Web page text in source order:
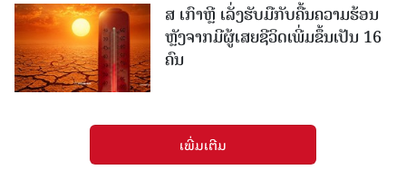
ສ ເກົາຫຼີ ເລັ່ງຮັບມືກັບຄື້ນຄວາມຮ້ອນ
ຫຼັງຈາກມີຜູ້ເສຍຊີວິດເພີ່ມຂຶ້ນເປັນ 16
ຄົນ
ເພີ່ມເຕີມ